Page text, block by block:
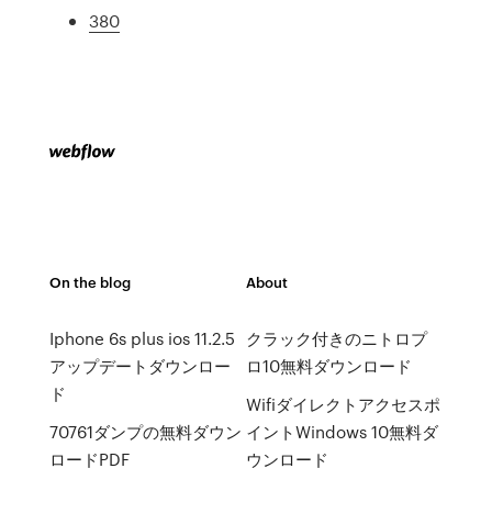
380
On the blog
Iphone 6s plus ios 11.2.5
アップデートダウンロー
ド
70761ダンプの無料ダウン
ロードPDF
About
クラック付きのニトロプ
ロ10無料ダウンロード
Wifiダイレクトアクセスポ
イントWindows 10無料ダ
ウンロード